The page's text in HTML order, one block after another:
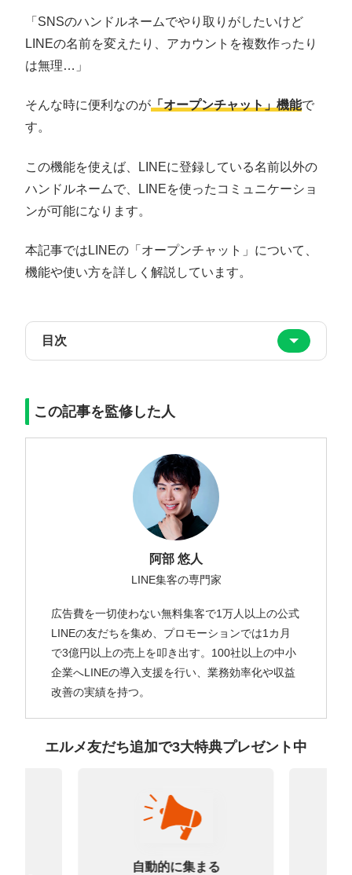
「SNSのハンドルネームでやり取りがしたいけど
LINEの名前を変えたり、アカウントを複数作ったり
は無理…」
そんな時に便利なのが「オープンチャット」機能で
す。
この機能を使えば、LINEに登録している名前以外の
ハンドルネームで、LINEを使ったコミュニケーショ
ンが可能になります。
本記事ではLINEの「オープンチャット」について、
機能や使い方を詳しく解説しています。
目次
この記事を監修した人
阿部 悠人
LINE集客の専門家
広告費を一切使わない無料集客で1万人以上の公式
LINEの友だちを集め、プロモーションでは1カ月
で3億円以上の売上を叩き出す。100社以上の中小
企業へLINEの導入支援を行い、業務効率化や収益
改善の実績を持つ。
エルメ友だち追加で3大特典プレゼント中
自動的に集まる